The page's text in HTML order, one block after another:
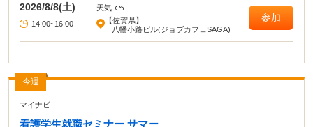
2026/8/8(土)
天気
14:00~16:00
【佐賀県】
八幡小路ビル(ジョブカフェSAGA)
参加
今週
マイナビ
看護学生就職セミナー サマー